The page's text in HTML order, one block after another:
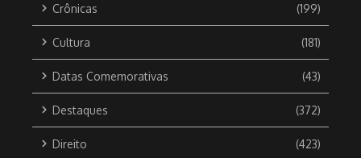
Crônicas (199)
Cultura (181)
Datas Comemorativas (43)
Destaques (372)
Direito (423)